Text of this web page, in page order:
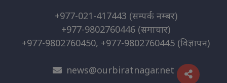
+977-021-417443 (सम्पर्क नम्बर)
+977-9802760446 (समाचार)
+977-9802760450, +977-9802760445 (विज्ञापन)
news@ourbiratnagar.net